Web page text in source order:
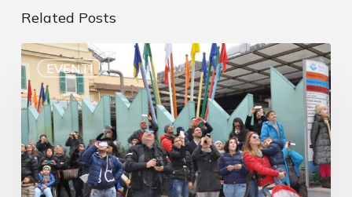
Related Posts
EVENTI